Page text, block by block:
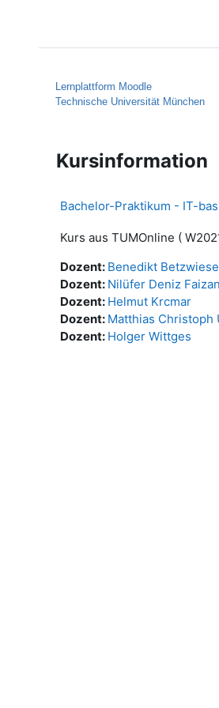
Lernplattform Moodle
Technische Universität München
Kursinformation
Bachelor-Praktikum - IT-
Kurs aus TUMOnline (
Dozent: Benedikt
Dozent: Nilüfer Deniz Faizan
Dozent: Helmut Krcmar
Dozent: Matthias Christoph
Dozent: Holger Wittges